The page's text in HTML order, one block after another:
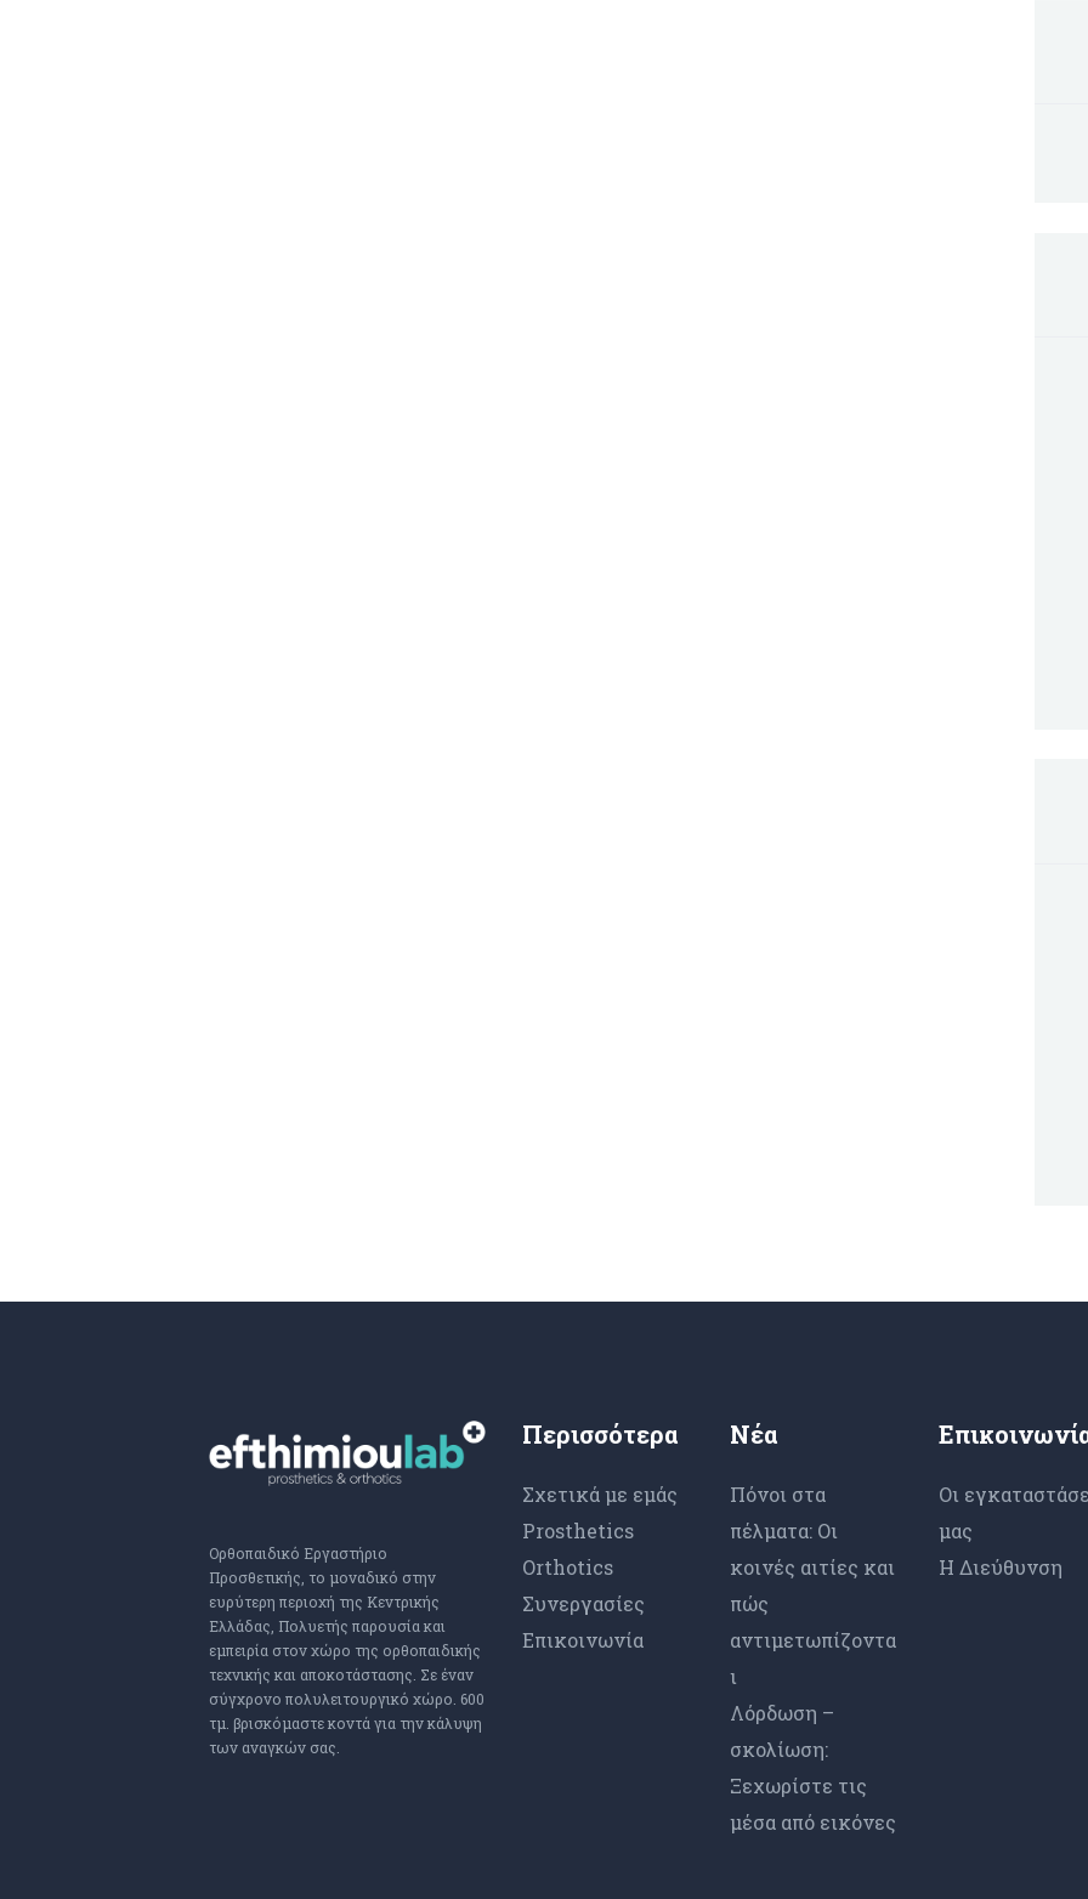
Ορθοπαιδικό Εργαστήριο
Προσθετικής, το μοναδικό στην
ευρύτερη περιοχή της Κεντρικής
Ελλάδας, Πολυετής παρουσία και
εμπειρία στον χώρο της ορθοπαιδικής
τεχνικής και αποκοτάστασης. Σε έναν
σύγχρονο πολυλειτουργικό χώρο. 600
τμ. βρισκόμαστε κοντά για την κάλυψη
των αναγκών σας.
Περισσότερα
Σχετικά με εμάς
Prosthetics
Orthotics
Συνεργασίες
Επικοινωνία
Νέα
Πόνοι στα
πέλματα: Οι
κοινές αιτίες και
πώς
αντιμετωπίζοντα
ι
Λόρδωση –
σκολίωση:
Ξεχωρίστε τις
μέσα από εικόνες
Οι
μας
Η Διεύθυνση